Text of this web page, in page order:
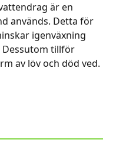
är en
används. Detta för
igenväxning
tillför
av löv och död ved.